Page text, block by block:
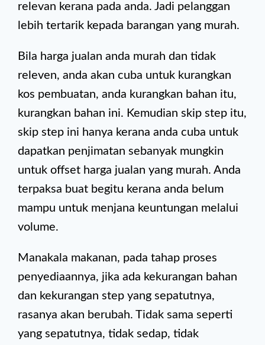
relevan kerana pada anda. Jadi pelanggan
lebih tertarik kepada barangan yang murah.
Bila harga jualan anda murah dan tidak
releven, anda akan cuba untuk kurangkan
kos pembuatan, anda kurangkan bahan itu,
kurangkan bahan ini. Kemudian skip step itu,
skip step ini hanya kerana anda cuba untuk
dapatkan penjimatan sebanyak mungkin
untuk offset harga jualan yang murah. Anda
terpaksa buat begitu kerana anda belum
mampu untuk menjana keuntungan melalui
volume.
Manakala makanan, pada tahap proses
penyediaannya, jika ada kekurangan bahan
dan kekurangan step yang sepatutnya,
rasanya akan berubah. Tidak sama seperti
yang sepatutnya, tidak sedap, tidak